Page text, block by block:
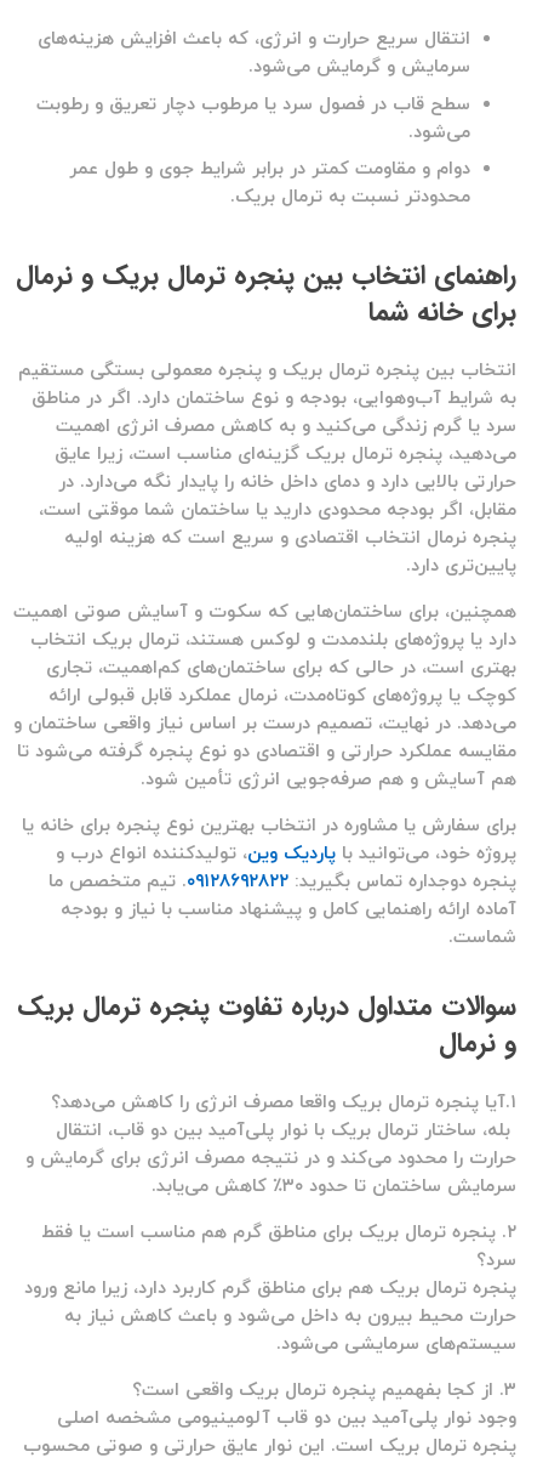
انتقال سریع حرارت و انرژی، که باعث افزایش هزینه‌های
سرمایش و گرمایش می‌شود.
سطح قاب در فصول سرد یا مرطوب دچار تعریق و رطوبت
می‌شود.
دوام و مقاومت کمتر در برابر شرایط جوی و طول عمر
محدودتر نسبت به ترمال بریک.
راهنمای انتخاب بین پنجره ترمال بریک و نرمال
برای خانه شما
انتخاب بین پنجره ترمال بریک و پنجره معمولی بستگی مستقیم
به شرایط آب‌وهوایی، بودجه و نوع ساختمان دارد. اگر در مناطق
سرد یا گرم زندگی می‌کنید و به کاهش مصرف انرژی اهمیت
می‌دهید، پنجره ترمال بریک گزینه‌ای مناسب است، زیرا عایق
حرارتی بالایی دارد و دمای داخل خانه را پایدار نگه می‌دارد. در
مقابل، اگر بودجه محدودی دارید یا ساختمان شما موقتی است،
پنجره نرمال انتخاب اقتصادی و سریع است که هزینه اولیه
پایین‌تری دارد.
همچنین، برای ساختمان‌هایی که سکوت و آسایش صوتی اهمیت
دارد یا پروژه‌های بلندمدت و لوکس هستند، ترمال بریک انتخاب
بهتری است، در حالی که برای ساختمان‌های کم‌اهمیت، تجاری
کوچک یا پروژه‌های کوتاه‌مدت، نرمال عملکرد قابل قبولی ارائه
می‌دهد. در نهایت، تصمیم درست بر اساس نیاز واقعی ساختمان و
مقایسه عملکرد حرارتی و اقتصادی دو نوع پنجره گرفته می‌شود تا
هم آسایش و هم صرفه‌جویی انرژی تأمین شود.
برای سفارش یا مشاوره در انتخاب بهترین نوع پنجره برای خانه یا
پروژه خود، می‌توانید باپاردیک وین، تولیدکننده انواع درب و
پنجره دوجداره تماس بگیرید:۰۹۱۲۸۶۹۲۸۲۲. تیم متخصص ما
آماده ارائه راهنمایی کامل و پیشنهاد مناسب با نیاز و بودجه
شماست.
سوالات متداول درباره تفاوت پنجره ترمال بریک
و نرمال
۱.آیا پنجره ترمال بریک واقعا مصرف انرژی را کاهش می‌دهد؟
بله، ساختار ترمال بریک با نوار پلی‌آمید بین دو قاب، انتقال
حرارت را محدود می‌کند و در نتیجه مصرف انرژی برای گرمایش و
سرمایش ساختمان تا حدود ۳۰٪ کاهش می‌یابد.
۲. پنجره ترمال بریک برای مناطق گرم هم مناسب است یا فقط
سرد؟
پنجره ترمال بریک هم برای مناطق گرم کاربرد دارد، زیرا مانع ورود
حرارت محیط بیرون به داخل می‌شود و باعث کاهش نیاز به
سیستم‌های سرمایشی می‌شود.
۳. از کجا بفهمیم پنجره ترمال بریک واقعی است؟
وجود نوار پلی‌آمید بین دو قاب آلومینیومی مشخصه اصلی
پنجره ترمال بریک است. این نوار عایق حرارتی و صوتی محسوب